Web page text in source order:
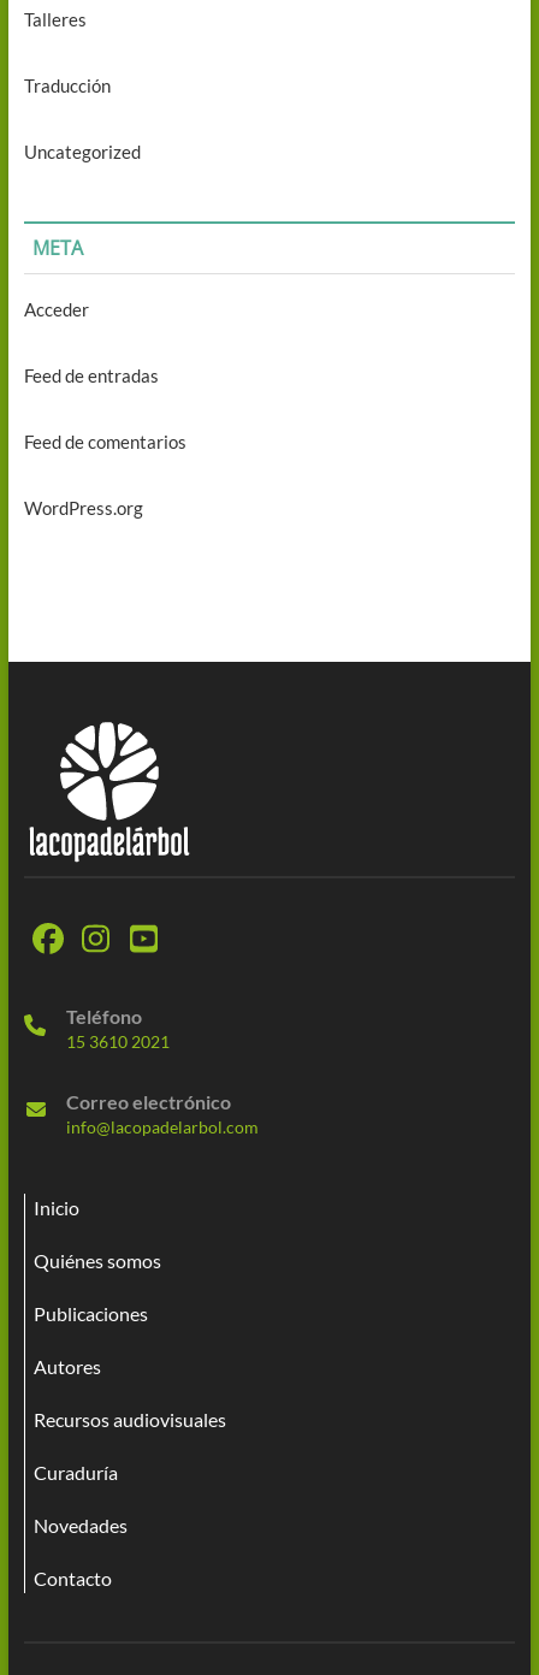
Talleres
Traducción
Uncategorized
META
Acceder
Feed de entradas
Feed de comentarios
WordPress.org
Teléfono
15 3610 2021
Correo electrónico
info@lacopadelarbol.com
Inicio
Quiénes somos
Publicaciones
Autores
Recursos audiovisuales
Curaduría
Novedades
Contacto